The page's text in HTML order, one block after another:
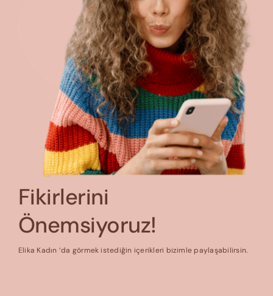
Fikirlerini
Önemsiyoruz!
Elika Kadın ‘da görmek istediğin içerikleri bizimle paylaşabilirsin.